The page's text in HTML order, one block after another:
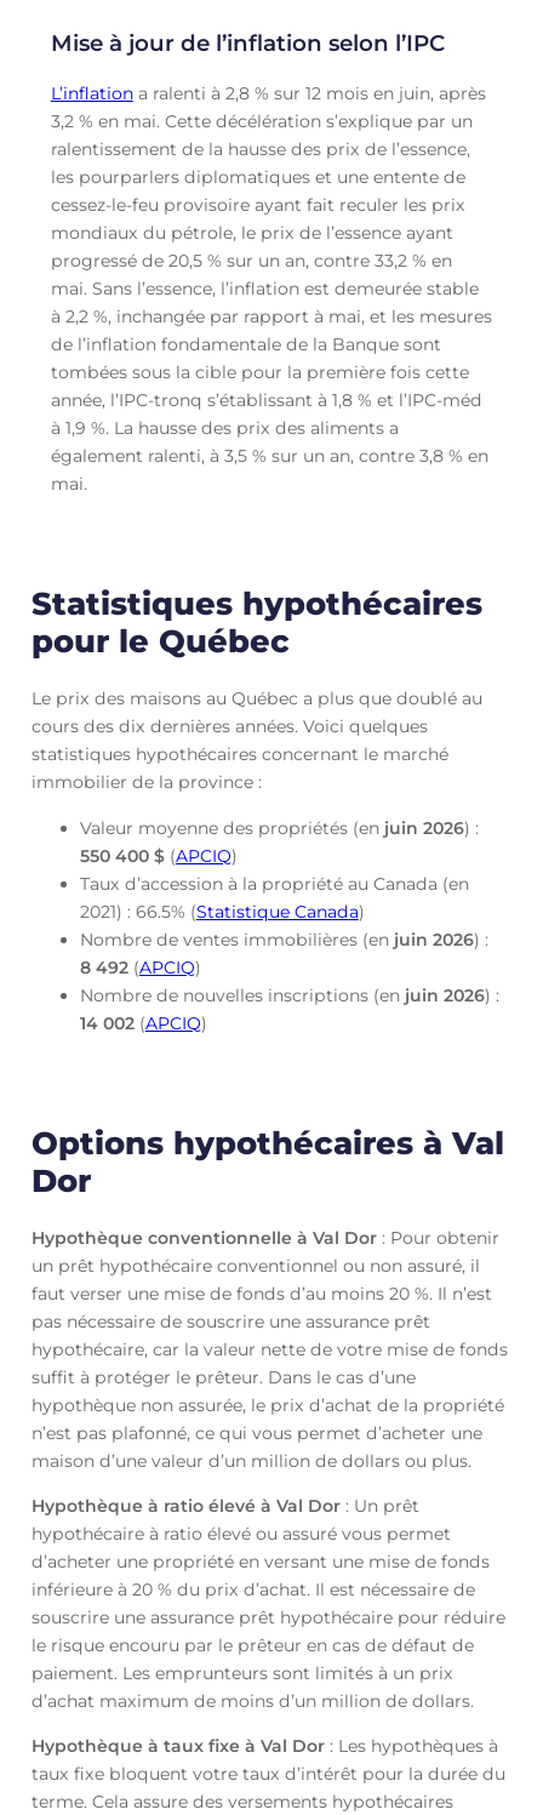
Mise à jour de l’inflation selon l’IPC
L’inflationa ralenti à 2,8 % sur 12 mois en juin, après
3,2 % en mai. Cette décélération s’explique par un
ralentissement de la hausse des prix de l’essence,
les pourparlers diplomatiques et une entente de
cessez-le-feu provisoire ayant fait reculer les prix
mondiaux du pétrole, le prix de l’essence ayant
progressé de 20,5 % sur un an, contre 33,2 % en
mai. Sans l’essence, l’inflation est demeurée stable
à 2,2 %, inchangée par rapport à mai, et les mesures
de l’inflation fondamentale de la Banque sont
tombées sous la cible pour la première fois cette
année, l’IPC-tronq s’établissant à 1,8 % et l’IPC-méd
à 1,9 %. La hausse des prix des aliments a
également ralenti, à 3,5 % sur un an, contre 3,8 % en
mai.
Statistiques hypothécaires
pour le Québec
Le prix des maisons au Québec a plus que doublé au
cours des dix dernières années. Voici quelques
statistiques hypothécaires concernant le marché
immobilier de la province :
Valeur moyenne des propriétés (en juin 2026) :
550 400 $(APCIQ)
Taux d’accession à la propriété au Canada (en
2021) : 66.5% (Statistique Canada)
Nombre de ventes immobilières (en juin 2026) :
8 492(APCIQ)
Nombre de nouvelles inscriptions (en juin 2026) :
14 002(APCIQ)
Options hypothécaires à Val
Dor
Hypothèque conventionnelle à Val Dor: Pour obtenir
un prêt hypothécaire conventionnel ou non assuré, il
faut verser une mise de fonds d’au moins 20 %. Il n’est
pas nécessaire de souscrire une assurance prêt
hypothécaire, car la valeur nette de votre mise de fonds
suffit à protéger le prêteur. Dans le cas d’une
hypothèque non assurée, le prix d’achat de la propriété
n’est pas plafonné, ce qui vous permet d’acheter une
maison d’une valeur d’un million de dollars ou plus.
Hypothèque à ratio élevé à Val Dor: Un prêt
hypothécaire à ratio élevé ou assuré vous permet
d’acheter une propriété en versant une mise de fonds
inférieure à 20 % du prix d’achat. Il est nécessaire de
souscrire une assurance prêt hypothécaire pour réduire
le risque encouru par le prêteur en cas de défaut de
paiement. Les emprunteurs sont limités à un prix
d’achat maximum de moins d’un million de dollars.
Hypothèque à taux fixe à Val Dor: Les hypothèques à
taux fixe bloquent votre taux d’intérêt pour la durée du
terme. Cela assure des versements hypothécaires